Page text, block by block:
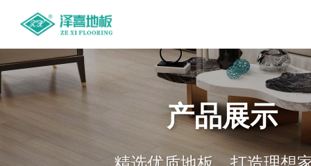
产品展示